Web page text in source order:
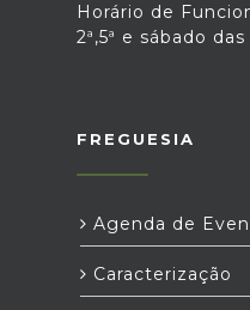
Horário de
2ª,5ª e sábado
FREGUESIA
Agenda de
Caracterização